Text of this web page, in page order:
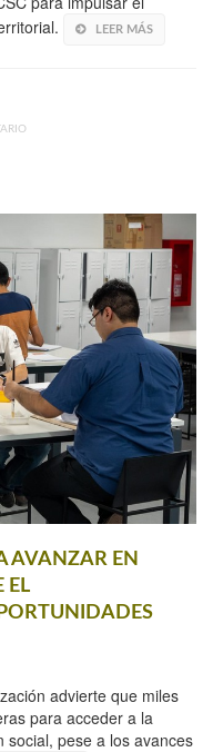
LEER MÁS
AVANZAR EN
EL
advierte que miles
para acceder a la
social, pese a los avances